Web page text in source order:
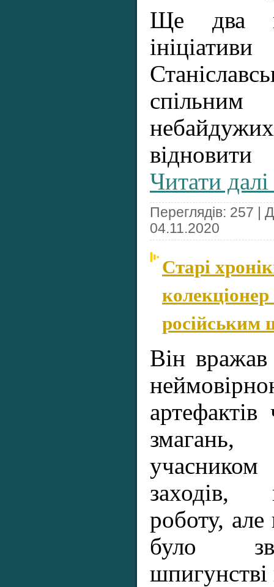
Ще два
спільним
Читати
Переглядів: 257 |
04.11.2020
Старі
російським
Він вражав
артефактів
змагань,
заходів,
роботу, але
було
шпигунстві